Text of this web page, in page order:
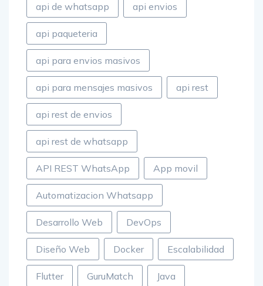
api de whatsapp api envios
api paqueteria
api para envios masivos
api para mensajes masivos api rest
api rest de envios
api rest de whatsapp
API REST WhatsApp App movil
Automatizacion Whatsapp
Desarrollo Web DevOps
Diseño Web Docker Escalabilidad
Flutter GuruMatch Java